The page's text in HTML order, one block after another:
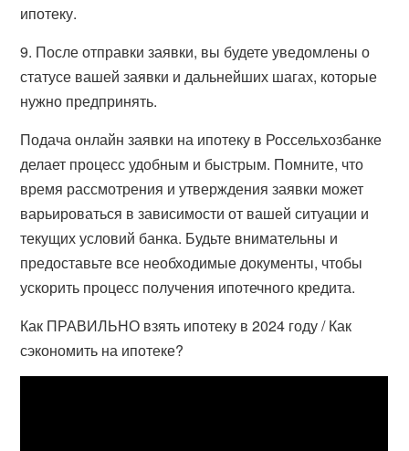
ипотеку.
9. После отправки заявки, вы будете уведомлены о
статусе вашей заявки и дальнейших шагах, которые
нужно предпринять.
Подача онлайн заявки на ипотеку в Россельхозбанке
делает процесс удобным и быстрым. Помните, что
время рассмотрения и утверждения заявки может
варьироваться в зависимости от вашей ситуации и
текущих условий банка. Будьте внимательны и
предоставьте все необходимые документы, чтобы
ускорить процесс получения ипотечного кредита.
Как ПРАВИЛЬНО взять ипотеку в 2024 году / Как
сэкономить на ипотеке?